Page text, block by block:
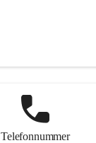
Telefonnummer